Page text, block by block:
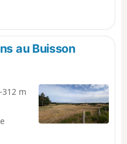
soit de prendre le GR®
Il est aussi possible
Saint-Jacques de
des Rajas ou le
au Buisson
-312 m